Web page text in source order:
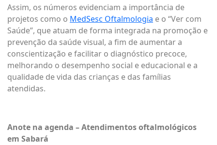
Assim, os números evidenciam a importância de
projetos como o MedSesc Oftalmologia e o “Ver com
Saúde”, que atuam de forma integrada na promoção e
prevenção da saúde visual, a fim de aumentar a
conscientização e facilitar o diagnóstico precoce,
melhorando o desempenho social e educacional e a
qualidade de vida das crianças e das famílias
atendidas.
Anote na agenda – Atendimentos oftalmológicos
em Sabará